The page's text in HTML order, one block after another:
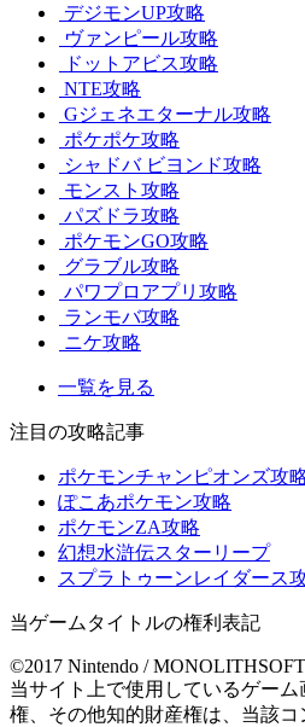
デジモンUP攻略
ヴァンピール攻略
ドットアビス攻略
NTE攻略
Gジェネエターナル攻略
ポケポケ攻略
シャドバ ビヨンド攻略
モンスト攻略
パズドラ攻略
ポケモンGO攻略
グラブル攻略
パワプロアプリ攻略
ランモバ攻略
ニケ攻略
一覧を見る
注目の攻略記事
ポケモンチャンピオンズ攻
ぽこあポケモン攻略
ポケモンZA攻略
幻想水滸伝スターリープ
スプラトゥーンレイダース
当ゲームタイトルの権利表記
©2017 Nintendo /
当サイト上で使用しているゲー
権、その他知的財産権は、当該